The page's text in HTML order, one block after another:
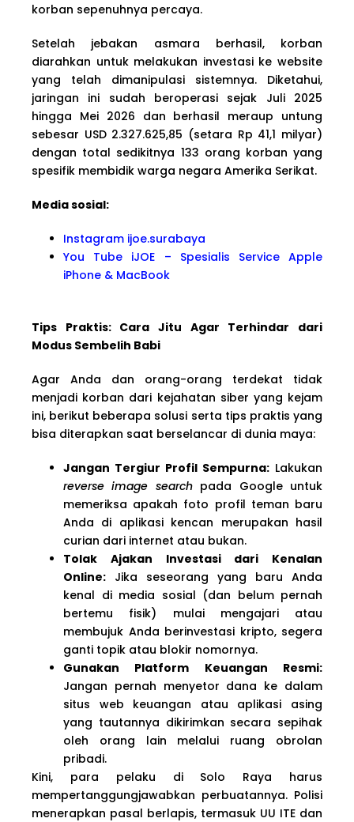
korban sepenuhnya percaya.
Setelah jebakan asmara berhasil, korban
diarahkan untuk melakukan investasi ke website
yang telah dimanipulasi sistemnya. Diketahui,
jaringan ini sudah beroperasi sejak Juli 2025
hingga Mei 2026 dan berhasil meraup untung
sebesar USD 2.327.625,85 (setara Rp 41,1 milyar)
dengan total sedikitnya 133 orang korban yang
spesifik membidik warga negara Amerika Serikat.
Media sosial:
Instagram ijoe.surabaya
You Tube iJOE – Spesialis Service Apple
iPhone & MacBook
Tips Praktis: Cara Jitu Agar Terhindar dari
Modus Sembelih Babi
Agar Anda dan orang-orang terdekat tidak
menjadi korban dari kejahatan siber yang kejam
ini, berikut beberapa solusi serta tips praktis yang
bisa diterapkan saat berselancar di dunia maya:
Jangan Tergiur Profil Sempurna: Lakukan
reverse image searchpada Google untuk
memeriksa apakah foto profil teman baru
Anda di aplikasi kencan merupakan hasil
curian dari internet atau bukan.
Tolak Ajakan Investasi dari Kenalan
Online: Jika seseorang yang baru Anda
kenal di media sosial (dan belum pernah
bertemu fisik) mulai mengajari atau
membujuk Anda berinvestasi kripto, segera
ganti topik atau blokir nomornya.
Gunakan Platform Keuangan Resmi:
Jangan pernah menyetor dana ke dalam
situs web keuangan atau aplikasi asing
yang tautannya dikirimkan secara sepihak
oleh orang lain melalui ruang obrolan
pribadi.
Kini, para pelaku di Solo Raya harus
mempertanggungjawabkan perbuatannya. Polisi
menerapkan pasal berlapis, termasuk UU ITE dan